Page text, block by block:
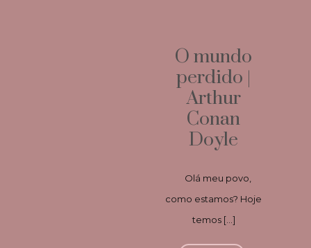
O mundo
perdido |
Arthur
Conan
Doyle
Olá meu povo,
como estamos? Hoje
temos […]